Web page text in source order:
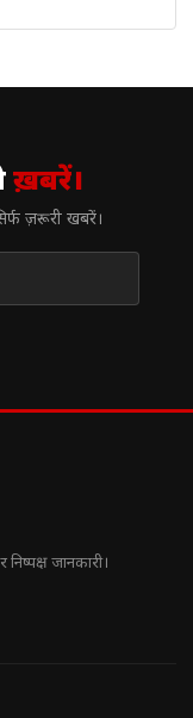
ख़बरें।
ज़रूरी खबरें।
जानकारी।